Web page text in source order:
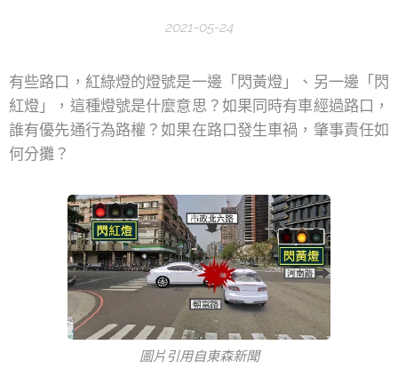
2021-05-24
有些路口，紅綠燈的燈號是一邊「閃黃燈」、另一邊「閃
紅燈」，這種燈號是什麼意思？如果同時有車經過路口，
誰有優先通行為路權？如果在路口發生車禍，肇事責任如
何分攤？
圖片引用自東森新聞